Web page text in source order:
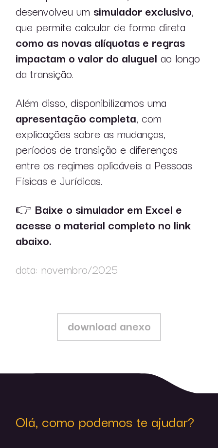
sobre nós
atuação
profissionais
publicações
desenvolveu umsimulador exclusivo,
que permite calcular de forma direta
como as novas alíquotas e regras
impactam o valor do aluguel ao longo
da transição.
Além disso, disponibilizamos uma
apresentação completa, com
explicações sobre as mudanças,
períodos de transição e diferenças
entre os regimes aplicáveis a Pessoas
Físicas e Jurídicas.
👉 Baixe o simulador em Excel e
acesse o material completo no link
abaixo.
data: novembro/2025
download anexo
Olá, como podemos te ajudar?